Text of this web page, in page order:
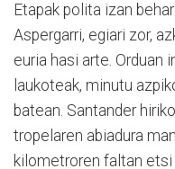
Etapak polita izan
Aspergarri, egiari zor,
euria hasi arte. Orduan
laukoteak, minutu
batean. Santander
tropelaren abiadura
kilometroren faltan etsi